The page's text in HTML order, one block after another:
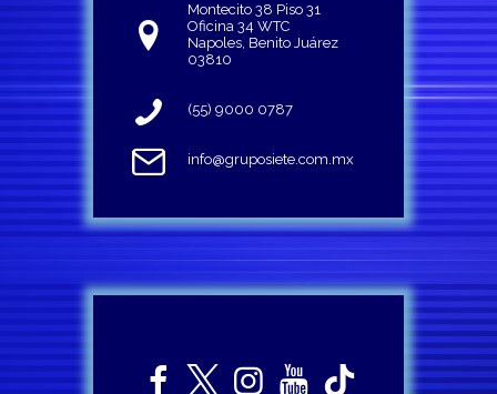
Montecito 38 Piso 31
Oficina 34 WTC
Napoles, Benito Juárez
03810
(55) 9000 0787
info@gruposiete.com.mx